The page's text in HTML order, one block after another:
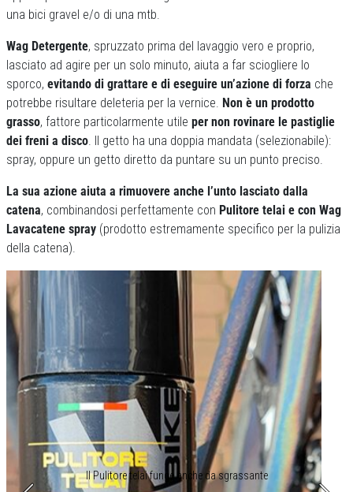
una bici gravel e/o di una mtb.
Wag Detergente, spruzzato prima del lavaggio vero e proprio,
lasciato ad agire per un solo minuto, aiuta a far sciogliere lo
sporco, evitando di grattare e di eseguire un’azione di forza che
potrebbe risultare deleteria per la vernice. Non è un prodotto
grasso, fattore particolarmente utile per non rovinare le pastiglie
dei freni a disco. Il getto ha una doppia mandata (selezionabile):
spray, oppure un getto diretto da puntare su un punto preciso.
La sua azione aiuta a rimuovere anche l’unto lasciato dalla
catena, combinandosi perfettamente con Pulitore telai e con Wag
Lavacatene spray (prodotto estremamente specifico per la pulizia
della catena).
Il Pulitore telai funge anche da sgrassante